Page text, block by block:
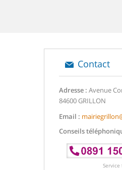
Contact
Adresse : Avenue
84600 GRILLON
Email :
Conseils